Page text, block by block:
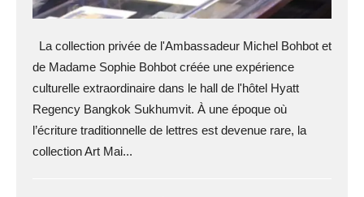
La collection privée de l'Ambassadeur Michel Bohbot et
de Madame Sophie Bohbot créée une expérience
culturelle extraordinaire dans le hall de l'hôtel Hyatt
Regency Bangkok Sukhumvit. À une époque où
l’écriture traditionnelle de lettres est devenue rare, la
collection Art Mai...